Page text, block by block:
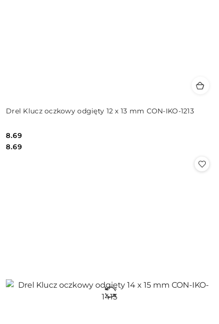
Drel Klucz oczkowy odgięty 12 x 13 mm CON-IKO-1213
Cena:
8.69
Cena:
8.69